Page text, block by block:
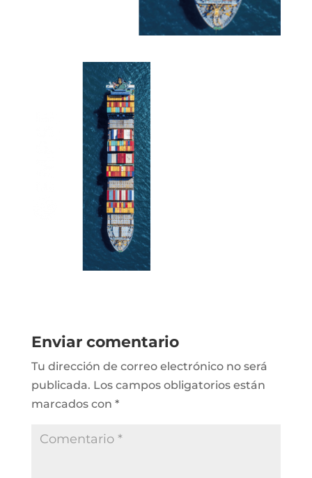
Enviar comentario
Tu dirección de correo electrónico no será
publicada. Los campos obligatorios están
marcados con *